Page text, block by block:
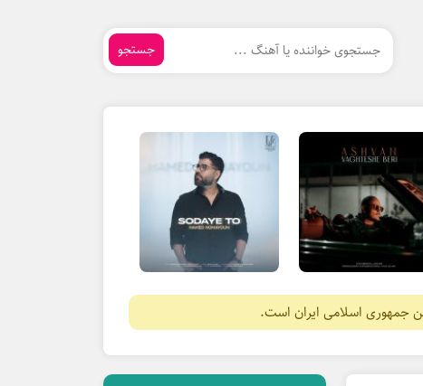
جستجو
جمهوری اسلامی ایران است.